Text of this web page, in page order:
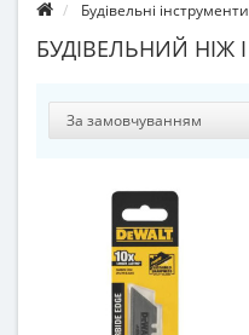
Будівельні інструменти
БУДІВЕЛЬНИЙ НІЖ